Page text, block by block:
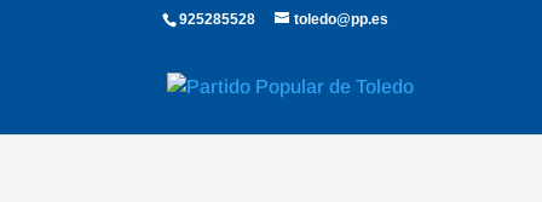
925285528 toledo@pp.es